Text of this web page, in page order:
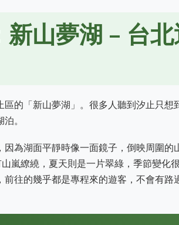
山夢湖 – 台
的「新山夢湖」。很多人聽到汐止只想
。
為湖面平靜時像一面鏡子，倒映周圍的
嵐繚繞，夏天則是一片翠綠，季節變化
前往的幾乎都是專程來的遊客，不會有路